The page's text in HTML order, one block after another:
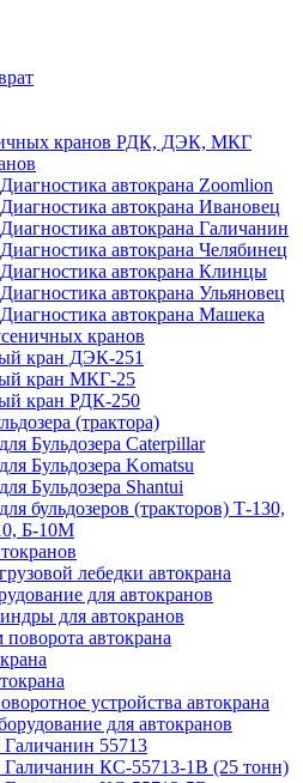
кранов РДК, ДЭК, МКГ
автокрана Zoomlion
автокрана Ивановец
автокрана Галичанин
автокрана Челябинец
автокрана Клинцы
автокрана Ульяновец
автокрана Машека
кранов
кран ДЭК-251
кран МКГ-25
кран РДК-250
(трактора)
Бульдозера Caterpillar
Бульдозера Komatsu
Бульдозера Shantui
бульдозеров (тракторов) Т-130,
Б-10М
лебедки автокрана
для автокранов
для автокранов
автокрана
устройства автокрана
для автокранов
55713
Галичанин КС-55713-1В (25 тонн)